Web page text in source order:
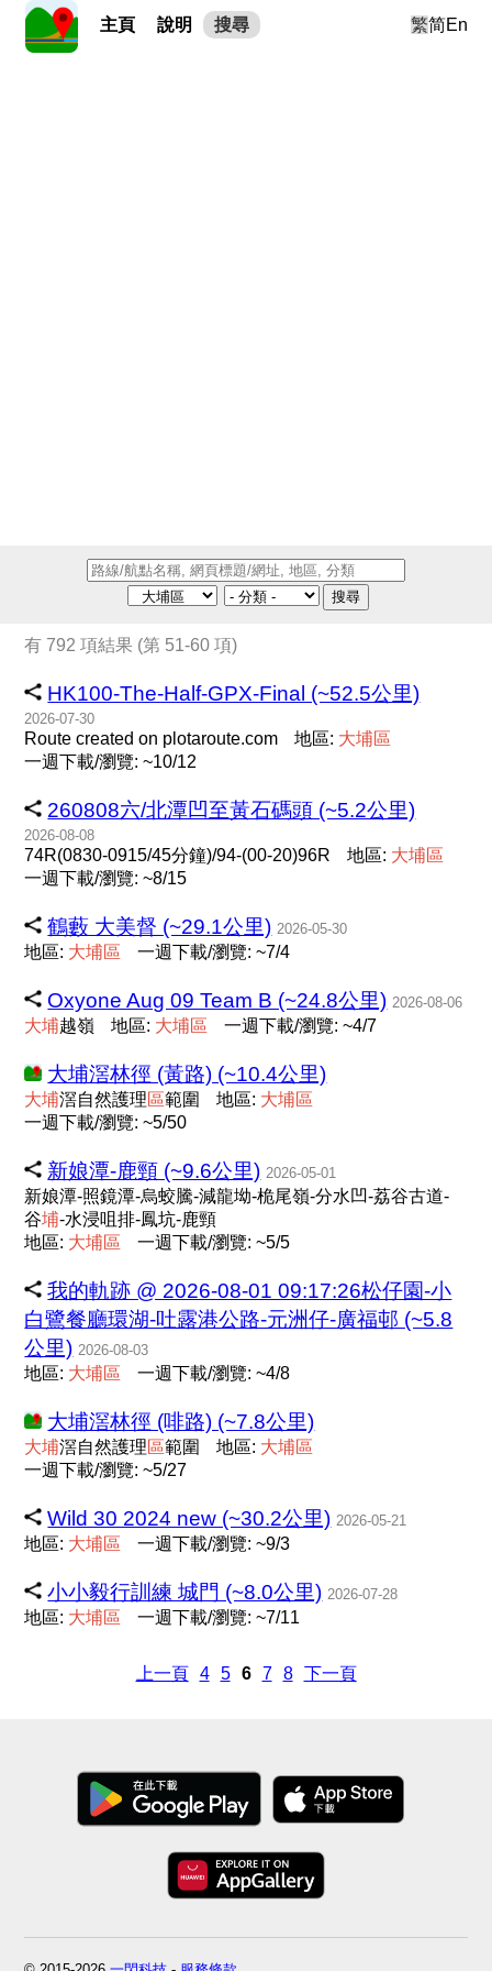
主頁 說明 搜尋 繁简En
搜尋
有 792 項結果 (第 51-60 項)
HK100-The-Half-GPX-Final (~52.5公里)
2026-07-30
Route created on plotaroute.com 地區: 大埔區
一週下載/瀏覽: ~10/12
260808六/北潭凹至黃石碼頭 (~5.2公里)
2026-08-08
74R(0830-0915/45分鐘)/94-(00-20)96R 地區: 大埔區
一週下載/瀏覽: ~8/15
鶴藪 大美督 (~29.1公里) 2026-05-30
地區: 大埔區 一週下載/瀏覽: ~7/4
Oxyone Aug 09 Team B (~24.8公里) 2026-08-06
大埔越嶺 地區: 大埔區 一週下載/瀏覽: ~4/7
大埔滘林徑 (黃路) (~10.4公里)
大埔滘自然護理區範圍 地區: 大埔區
一週下載/瀏覽: ~5/50
新娘潭-鹿頸 (~9.6公里) 2026-05-01
新娘潭-照鏡潭-烏蛟騰-減龍坳-桅尾嶺-分水凹-荔谷古道-
谷埔-水浸咀排-鳳坑-鹿頸
地區: 大埔區 一週下載/瀏覽: ~5/5
我的軌跡 @ 2026-08-01 09:17:26松仔園-小
白鷺餐廳環湖-吐露港公路-元洲仔-廣福邨 (~5.8
公里) 2026-08-03
地區: 大埔區 一週下載/瀏覽: ~4/8
大埔滘林徑 (啡路) (~7.8公里)
大埔滘自然護理區範圍 地區: 大埔區
一週下載/瀏覽: ~5/27
Wild 30 2024 new (~30.2公里) 2026-05-21
地區: 大埔區 一週下載/瀏覽: ~9/3
小小毅行訓練 城門 (~8.0公里) 2026-07-28
地區: 大埔區 一週下載/瀏覽: ~7/11
上一頁 4 5 6 7 8 下一頁